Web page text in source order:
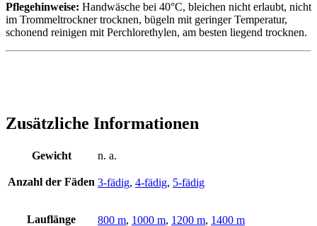
Pflegehinweise: Handwäsche bei 40°C, bleichen nicht erlaubt, nicht
im Trommeltrockner trocknen, bügeln mit geringer Temperatur,
schonend reinigen mit Perchlorethylen, am besten liegend trocknen.
Zusätzliche Informationen
Gewicht n. a.
Anzahl der Fäden 3-fädig, 4-fädig, 5-fädig
Lauflänge 800 m, 1000 m, 1200 m, 1400 m